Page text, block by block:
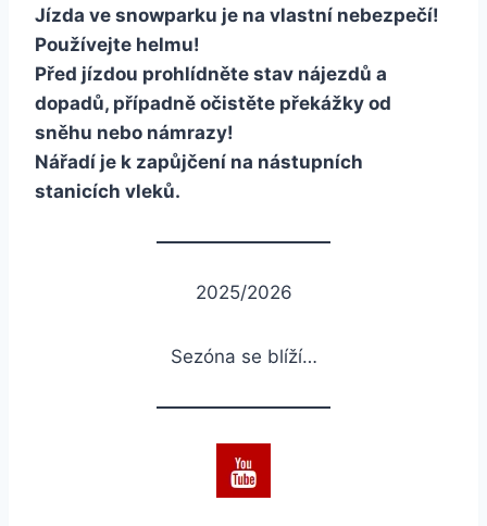
Jízda ve snowparku je na vlastní nebezpečí!
Používejte helmu!
Před jízdou prohlídněte stav nájezdů a
dopadů, případně očistěte překážky od
sněhu nebo námrazy!
Nářadí je k zapůjčení na nástupních
stanicích vleků.
2025/2026
Sezóna se blíží…